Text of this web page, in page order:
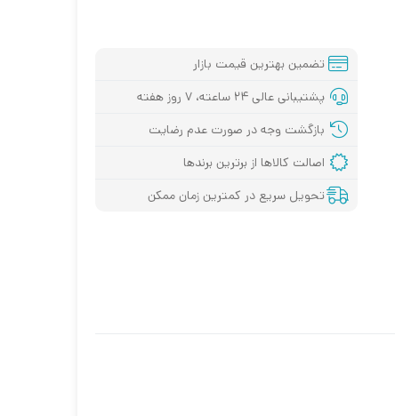
لپ تاپ لنوو
تضمین بهترین قیمت بازار
پشتیبانی عالی ۲۴ ساعته، ۷ روز هفته
بازگشت وجه در صورت عدم رضایت
اصالت کالاها از برترین برندها
تحویل سریع در کمترین زمان ممکن